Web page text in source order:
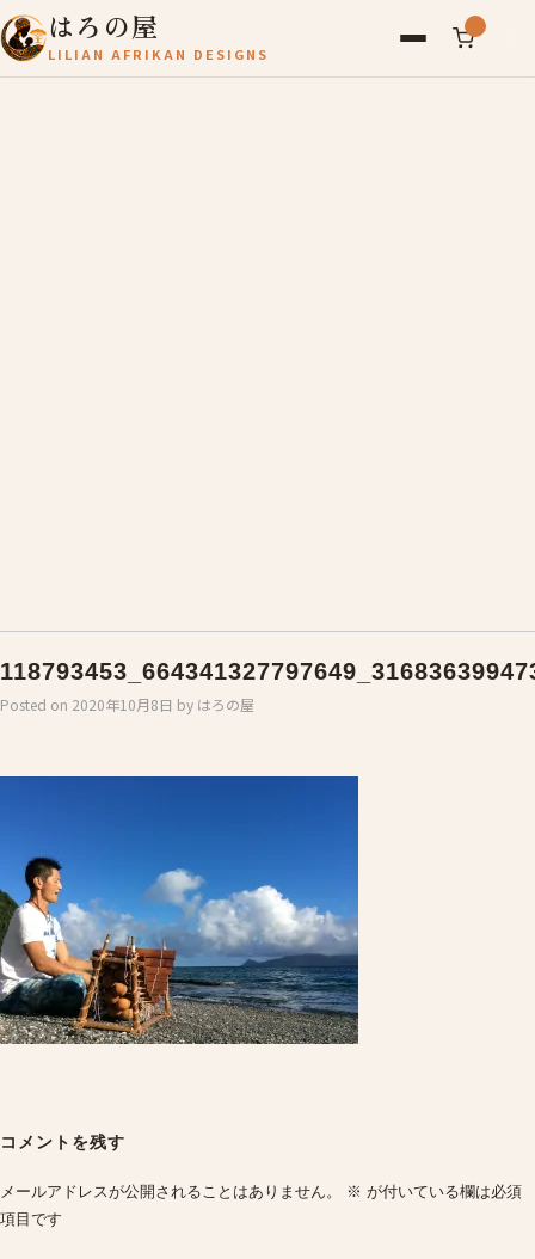
はろの屋
LILIAN AFRIKAN DESIGNS
Posted on 2020年10月8日 by はろの屋
navigation
コメントを残す
メールアドレスが公開されることはありません。 ※ が付いている欄は必須
項目です